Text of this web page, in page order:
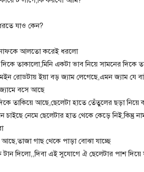
যাও কেন?
আলতো করেই ধরলো
দিকে তাকালো,মিনি একটা ভাব নিয়ে সামনের
রোডটায় ইয়া বড় জ্যাম লেগেছে,এমন জ্যাম যে
জ্যামে বসে আছে
তাকিয়ে আছে,ছেলেটা হাতে তেঁতুলের ছড়া নিয়ে
নেমে ছেলেটার হাত থেকে কেড়ে
গাছ থেকে পাড়া বোঝা যাচ্ছে
দিলো,,দিবা এই সুযোগে ঐ ছেলেটার পাশ দিয়ে